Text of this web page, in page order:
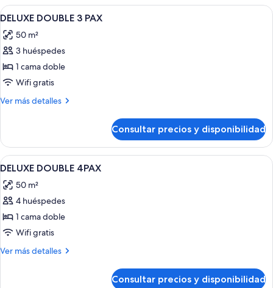
PAX
Abrir
todas
las
fotos
de
DELUXE
DOUBLE
Caja fuerte, escritorio, wifi gratis y
6
DELUXE DOUBLE 3 PAX
50 m²
3 huéspedes
1 cama doble
Wifi gratis
Ver más detalles
Más
DOUBLE
PAX
Consultar precios y disponibilidad
Abrir
todas
las
fotos
de
DELUXE
DOUBLE
Caja fuerte, escritorio, wifi gratis y
6
DELUXE DOUBLE 4PAX
50 m²
4 huéspedes
1 cama doble
Wifi gratis
Ver más detalles
Más
Consultar precios y disponibilidad